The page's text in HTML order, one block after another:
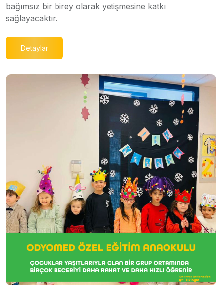
bağımsız bir birey olarak yetişmesine katkı
sağlayacaktır.
Detaylar